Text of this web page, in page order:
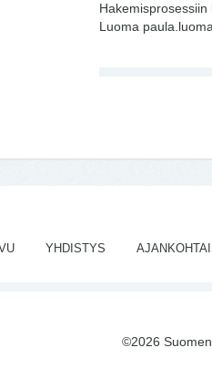
Luoma
YHDISTYS
©2026